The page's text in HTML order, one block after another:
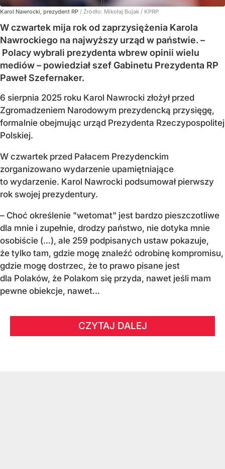
Karol Nawrocki, prezydent RP / Źródło: Mikołaj Bujak / KPRP
W czwartek mija rok od zaprzysiężenia Karola
Nawrockiego na najwyższy urząd w państwie. –
Polacy wybrali prezydenta wbrew opinii wielu
mediów – powiedział szef Gabinetu Prezydenta RP
Paweł Szefernaker.
6 sierpnia 2025 roku Karol Nawrocki złożył przed
Zgromadzeniem Narodowym prezydencką przysięgę,
formalnie obejmując urząd Prezydenta Rzeczypospolitej
Polskiej.
W czwartek przed Pałacem Prezydenckim
zorganizowano wydarzenie upamiętniające
to wydarzenie. Karol Nawrocki podsumował pierwszy
rok swojej prezydentury.
– Choć określenie "wetomat" jest bardzo pieszczotliwe
dla mnie i zupełnie, drodzy państwo, nie dotyka mnie
osobiście (…), ale 259 podpisanych ustaw pokazuje,
że tylko tam, gdzie mogę znaleźć odrobinę kompromisu,
gdzie mogę dostrzec, że to prawo pisane jest
dla Polaków, że Polakom się przyda, nawet jeśli mam
pewne obiekcje, nawet...
CZYTAJ DALEJ